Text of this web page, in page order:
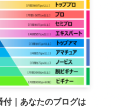
付｜あなたのブログは